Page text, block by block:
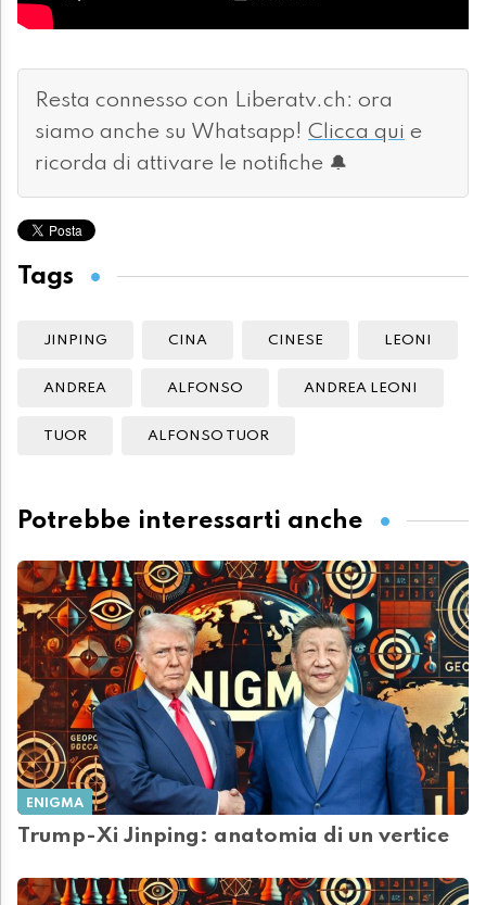
Resta connesso con Liberatv.ch: ora
siamo anche su Whatsapp! Clicca qui e
ricorda di attivare le notifiche 🔔
Tags
JINPING CINA CINESE LEONI
ANDREA ALFONSO ANDREA LEONI
TUOR ALFONSO TUOR
Potrebbe interessarti anche
ENIGMA
Trump-Xi Jinping: anatomia di un vertice